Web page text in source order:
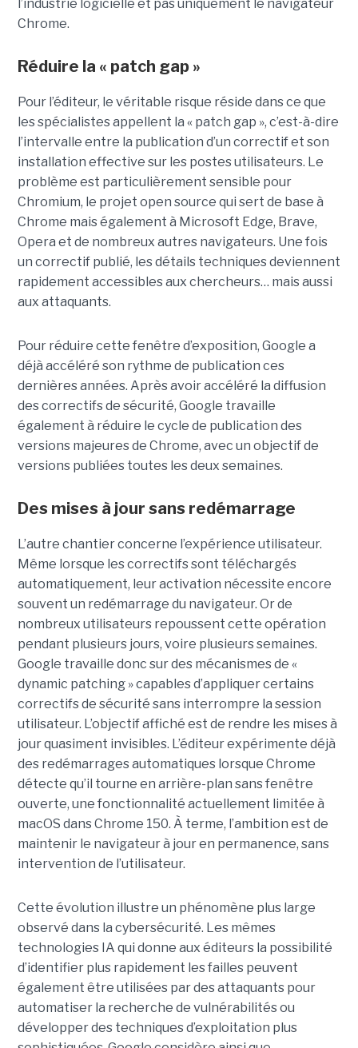
l’industrie logicielle et pas uniquement le navigateur
Chrome.
Réduire la « patch gap »
Pour l’éditeur, le véritable risque réside dans ce que
les spécialistes appellent la « patch gap », c’est-à-dire
l’intervalle entre la publication d’un correctif et son
installation effective sur les postes utilisateurs. Le
problème est particulièrement sensible pour
Chromium, le projet open source qui sert de base à
Chrome mais également à Microsoft Edge, Brave,
Opera et de nombreux autres navigateurs. Une fois
un correctif publié, les détails techniques deviennent
rapidement accessibles aux chercheurs… mais aussi
aux attaquants.
Pour réduire cette fenêtre d’exposition, Google a
déjà accéléré son rythme de publication ces
dernières années. Après avoir accéléré la diffusion
des correctifs de sécurité, Google travaille
également à réduire le cycle de publication des
versions majeures de Chrome, avec un objectif de
versions publiées toutes les deux semaines.
Des mises à jour sans redémarrage
L’autre chantier concerne l’expérience utilisateur.
Même lorsque les correctifs sont téléchargés
automatiquement, leur activation nécessite encore
souvent un redémarrage du navigateur. Or de
nombreux utilisateurs repoussent cette opération
pendant plusieurs jours, voire plusieurs semaines.
Google travaille donc sur des mécanismes de «
dynamic patching » capables d’appliquer certains
correctifs de sécurité sans interrompre la session
utilisateur. L’objectif affiché est de rendre les mises à
jour quasiment invisibles. L’éditeur expérimente déjà
des redémarrages automatiques lorsque Chrome
détecte qu’il tourne en arrière-plan sans fenêtre
ouverte, une fonctionnalité actuellement limitée à
macOS dans Chrome 150. À terme, l’ambition est de
maintenir le navigateur à jour en permanence, sans
intervention de l’utilisateur.
Cette évolution illustre un phénomène plus large
observé dans la cybersécurité. Les mêmes
technologies IA qui donne aux éditeurs la possibilité
d’identifier plus rapidement les failles peuvent
également être utilisées par des attaquants pour
automatiser la recherche de vulnérabilités ou
développer des techniques d’exploitation plus